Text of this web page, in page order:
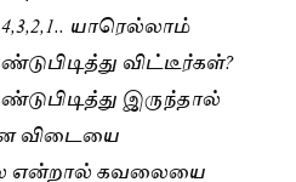
யாரெல்லாம்
விட்டீர்கள்?
இருந்தால்
விடையை
என்றால் கவலையை